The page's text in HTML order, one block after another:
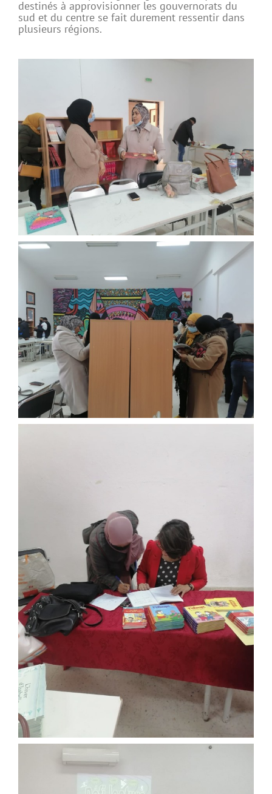
destinés à approvisionner les gouvernorats du
sud et du centre se fait durement ressentir dans
plusieurs régions.